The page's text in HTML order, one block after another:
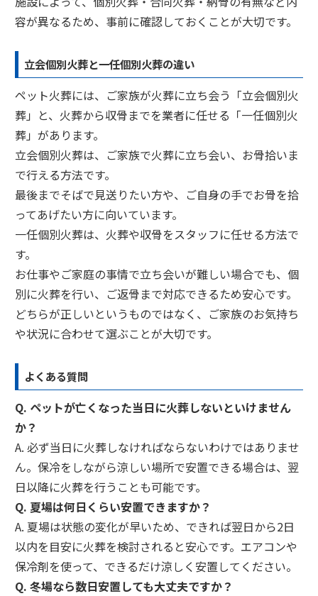
容が異なるため、事前に確認しておくことが大切です。
立会個別火葬と一任個別火葬の違い
ペット火葬には、ご家族が火葬に立ち会う「立会個別火
葬」と、火葬から収骨までを業者に任せる「一任個別火
葬」があります。
立会個別火葬は、ご家族で火葬に立ち会い、お骨拾いま
で行える方法です。
最後までそばで見送りたい方や、ご自身の手でお骨を拾
ってあげたい方に向いています。
一任個別火葬は、火葬や収骨をスタッフに任せる方法で
す。
お仕事やご家庭の事情で立ち会いが難しい場合でも、個
別に火葬を行い、ご返骨まで対応できるため安心です。
どちらが正しいというものではなく、ご家族のお気持ち
や状況に合わせて選ぶことが大切です。
よくある質問
Q. ペットが亡くなった当日に火葬しないといけません
か？
A. 必ず当日に火葬しなければならないわけではありませ
ん。保冷をしながら涼しい場所で安置できる場合は、翌
日以降に火葬を行うことも可能です。
Q. 夏場は何日くらい安置できますか？
A. 夏場は状態の変化が早いため、できれば翌日から2日
以内を目安に火葬を検討されると安心です。エアコンや
保冷剤を使って、できるだけ涼しく安置してください。
Q. 冬場なら数日安置しても大丈夫ですか？